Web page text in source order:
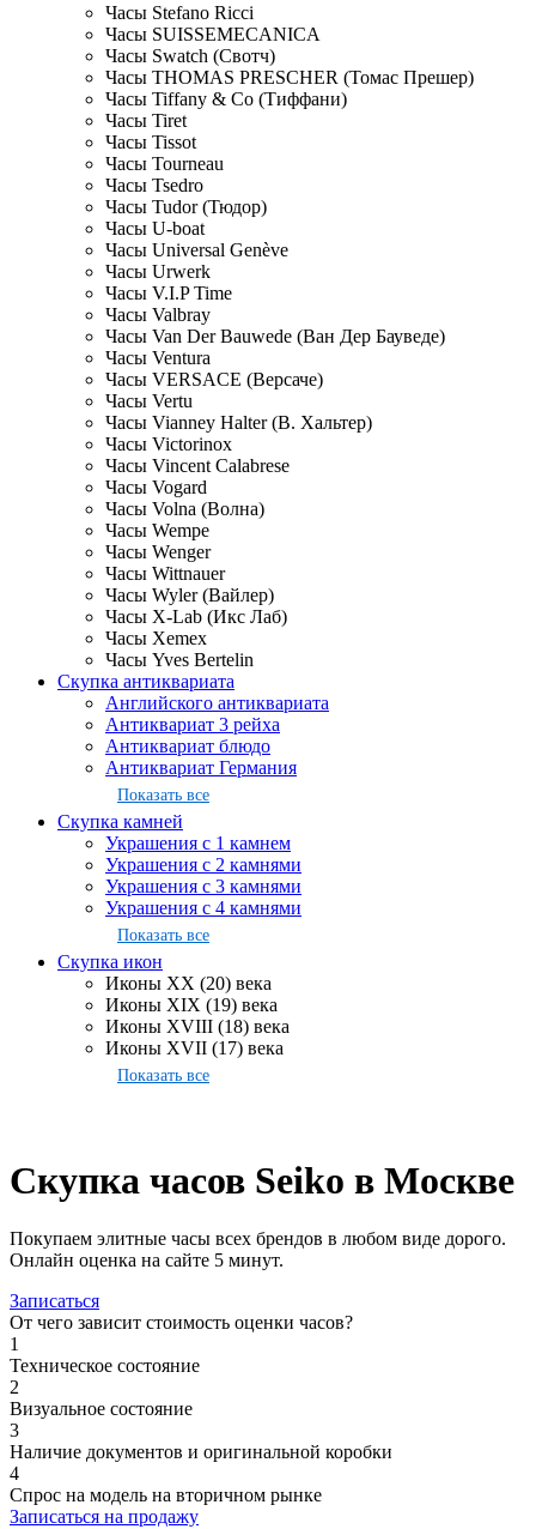
Часы Stefano Ricci
Часы SUISSEMECANICA
Часы Swatch (Свотч)
Часы THOMAS PRESCHER (Томас Прешер)
Часы Tiffany & Co (Тиффани)
Часы Tiret
Часы Tissot
Часы Tourneau
Часы Tsedro
Часы Tudor (Тюдор)
Часы U-boat
Часы Universal Genève
Часы Urwerk
Часы V.I.P Time
Часы Valbray
Часы Van Der Bauwede (Ван Дер Бауведе)
Часы Ventura
Часы VERSACE (Версаче)
Часы Vertu
Часы Vianney Halter (В. Хальтер)
Часы Victorinox
Часы Vincent Calabrese
Часы Vogard
Часы Volna (Волна)
Часы Wempe
Часы Wenger
Часы Wittnauer
Часы Wyler (Вайлер)
Часы X-Lab (Икс Лаб)
Часы Xemex
Часы Yves Bertelin
Скупка антиквариата
Английского антиквариата
Антиквариат 3 рейха
Антиквариат блюдо
Антиквариат Германия
Показать все
Скупка камней
Украшения с 1 камнем
Украшения с 2 камнями
Украшения с 3 камнями
Украшения с 4 камнями
Показать все
Скупка икон
Иконы XX (20) века
Иконы XIX (19) века
Иконы XVIII (18) века
Иконы XVII (17) века
Показать все
Скупка часов Seiko в Москве
Покупаем элитные часы всех брендов в любом виде дорого.
Онлайн оценка на сайте 5 минут.
Записаться
От чего зависит стоимость оценки часов?
1
Техническое состояние
2
Визуальное состояние
3
Наличие документов и оригинальной коробки
4
Спрос на модель на вторичном рынке
Записаться на продажу